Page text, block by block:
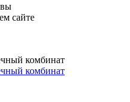
сайте
комбинат
комбинат